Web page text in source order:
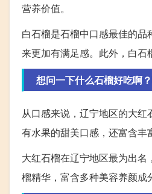
营养价值。
白石榴是石榴中口感最佳的
来更加有满足感。此外，白石
想问一下什么石榴好吃啊
从口感来说，辽宁地区的大
有水果的甜美口感，还富含丰
大红石榴在辽宁地区最为出
榴精华，富含多种美容养颜成